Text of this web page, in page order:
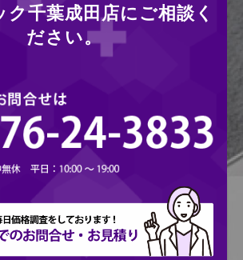
千葉成田店にご相談く
ださい。